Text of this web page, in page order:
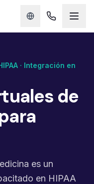
· Integración en
de
es un
en HIPAA